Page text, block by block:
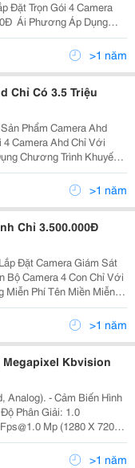
Đặt Trọn Gói 4 Camera
Cho Dòng Camera Cao
Lắp Đặt 4 Camera Chỉ>1 năm
Chỉ Có 3.5 Triệu
Phẩm Camera Ahd
4 Camera Ahd Chỉ Với
Chỉ Với 3.500.000Đ
>1 năm
Chỉ 3.500.000Đ
Đặt Camera Giám Sát
>1 năm
Megapixel Kbvision
Biến Hình
- Tầm Quan
>1 năm